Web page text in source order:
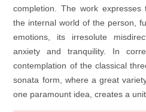
completion. The work expresses
the internal world of the person,
emotions, its irresolute
anxiety and tranquility. In
contemplation of the classical
sonata form, where a great
one paramount idea, creates a